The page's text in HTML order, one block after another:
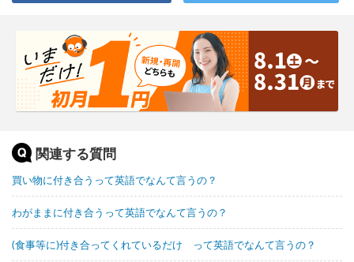
関連する質問
買い物に付き合うって英語でなんて言うの？
わがままに付き合うって英語でなんて言うの？
(食事等に)付き合ってくれているだけ って英語でなんて言うの？